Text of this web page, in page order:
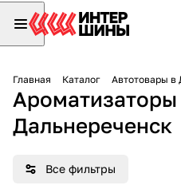
Главная Каталог Автотовары в
Ароматизаторы
Дальнереченск
Все фильтры